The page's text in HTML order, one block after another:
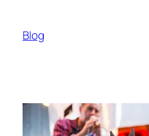
phầnBlog